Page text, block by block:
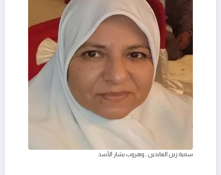
سمية زين العابدين .. وهروب بشار الأسد